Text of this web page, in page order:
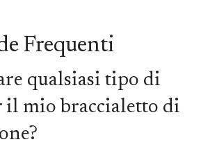
Frequenti
qualsiasi tipo di
il mio braccialetto di